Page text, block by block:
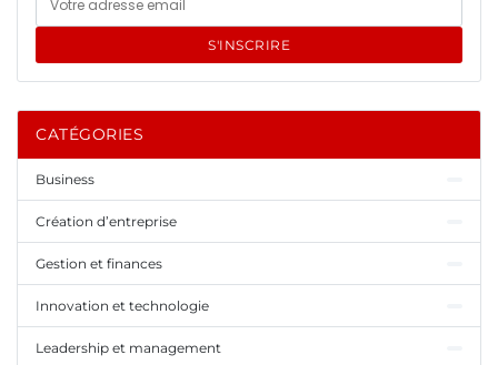
S'INSCRIRE
CATÉGORIES
Business
Création d’entreprise
Gestion et finances
Innovation et technologie
Leadership et management